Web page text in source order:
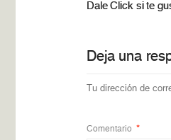
Dale Click si te
Deja una
Tu dirección de
Comentario *